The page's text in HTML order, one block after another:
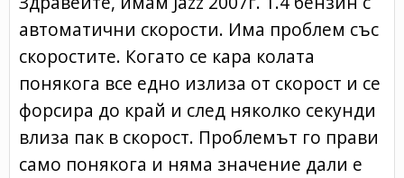
автоматични скорости. Има проблем със
скоростите. Когато се кара колата
понякога все едно излиза от скорост и се
форсира до край и след няколко секунди
влиза пак в скорост. Проблемът го прави
само понякога и няма значение дали е